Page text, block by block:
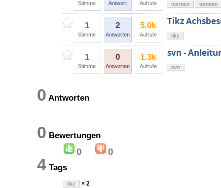
Stimme Antwort Aufrufe normen trennen
1
Stimme
2
Antworten
5.0k
Aufrufe
Tikz
tikz
1
Stimme
0
Antworten
1.3k
Aufrufe
svn -
svn
0 Antworten
0 Bewertungen
0 0
4 Tags
tikz × 2